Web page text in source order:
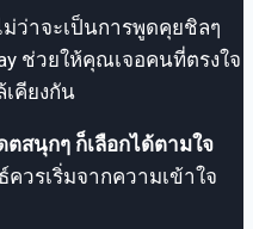
ม่ว่าจะเป็นการพูดคุยชิลๆ
ช่วยให้คุณเจอคนที่ตรงใจ
คียงกัน
สนุกๆ ก็เลือกได้ตามใจ
วรเริ่มจากความเข้าใจ